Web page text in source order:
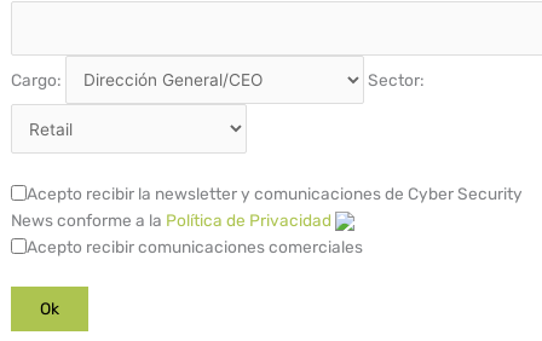
Cargo: Sector:
Acepto recibir la newsletter y comunicaciones de Cyber Security
News conforme a la Política de Privacidad
Acepto recibir comunicaciones comerciales